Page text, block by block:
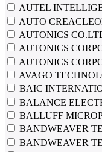
AUTEL
AUTO
AUTONICS
AUTONICS
AUTONICS
AVAGO
BAIC
BALANCE
BALLUFF
BANDWEAVER
BANDWEAVER